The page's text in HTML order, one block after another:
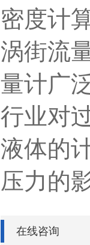
密度计
涡街流
量计广
行业对
液体的
压力的
在线咨询